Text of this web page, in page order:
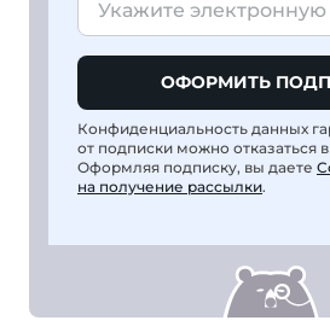
ОФОРМИТЬ
Конфиденциальность данных
от подписки можно отказаться
Оформляя подписку, вы даете
на получение рассылки.